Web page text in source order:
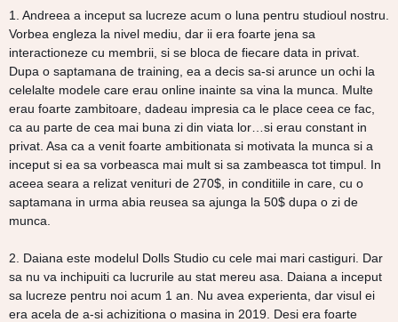
1. Andreea a inceput sa lucreze acum o luna pentru studioul nostru.
Vorbea engleza la nivel mediu, dar ii era foarte jena sa
interactioneze cu membrii, si se bloca de fiecare data in privat.
Dupa o saptamana de training, ea a decis sa-si arunce un ochi la
celelalte modele care erau online inainte sa vina la munca. Multe
erau foarte zambitoare, dadeau impresia ca le place ceea ce fac,
ca au parte de cea mai buna zi din viata lor…si erau constant in
privat. Asa ca a venit foarte ambitionata si motivata la munca si a
inceput si ea sa vorbeasca mai mult si sa zambeasca tot timpul. In
aceea seara a relizat venituri de 270$, in conditiile in care, cu o
saptamana in urma abia reusea sa ajunga la 50$ dupa o zi de
munca.
2. Daiana este modelul Dolls Studio cu cele mai mari castiguri. Dar
sa nu va inchipuiti ca lucrurile au stat mereu asa. Daiana a inceput
sa lucreze pentru noi acum 1 an. Nu avea experienta, dar visul ei
era acela de a-si achizitiona o masina in 2019. Desi era foarte